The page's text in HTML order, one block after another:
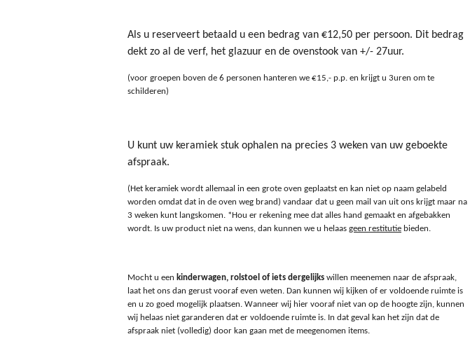
Als u reserveert betaald u een bedrag van €12,50 per persoon. Dit bedrag
dekt zo al de verf, het glazuur en de ovenstook van +/- 27uur.
(voor groepen boven de 6 personen hanteren we €15,- p.p. en krijgt u 3uren om te
schilderen)
U kunt uw keramiek stuk ophalen na precies 3 weken van uw geboekte
afspraak.
(Het keramiek wordt allemaal in een grote oven geplaatst en kan niet op naam gelabeld
worden omdat dat in de oven weg brand) vandaar dat u geen mail van uit ons krijgt maar na
3 weken kunt langskomen. *Hou er rekening mee dat alles hand gemaakt en afgebakken
wordt. Is uw product niet na wens, dan kunnen we u helaas geen restitutie bieden.
Mocht u een kinderwagen, rolstoel of iets dergelijks willen meenemen naar de afspraak,
laat het ons dan gerust vooraf even weten. Dan kunnen wij kijken of er voldoende ruimte is
en u zo goed mogelijk plaatsen. Wanneer wij hier vooraf niet van op de hoogte zijn, kunnen
wij helaas niet garanderen dat er voldoende ruimte is. In dat geval kan het zijn dat de
afspraak niet (volledig) door kan gaan met de meegenomen items.